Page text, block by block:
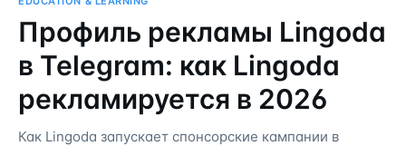
Профиль рекламы Lingoda
в Telegram: как Lingoda
рекламируется в 2026
Как Lingoda запускает спонсорские кампании в